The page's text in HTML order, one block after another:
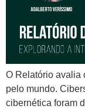
O Relatório avalia
pelo mundo.
cibernética foram